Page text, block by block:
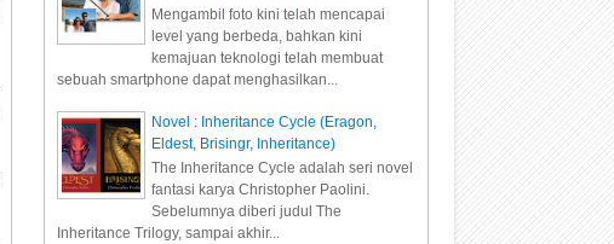
Mengambil foto kini telah mencapai
level yang berbeda, bahkan kini
kemajuan teknologi telah membuat
sebuah smartphone dapat menghasilkan...
Novel : Inheritance Cycle (Eragon,
Eldest, Brisingr, Inheritance)
The Inheritance Cycle adalah seri novel
fantasi karya Christopher Paolini.
Sebelumnya diberi judul The
Inheritance Trilogy, sampai akhir...